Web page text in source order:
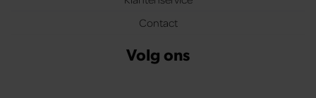
Contact
Volg ons